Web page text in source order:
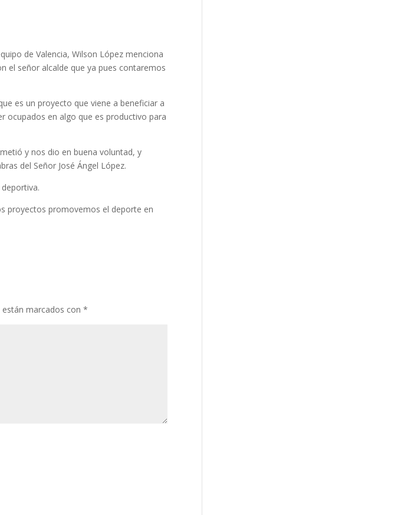
de Valencia, Wilson López menciona
el señor alcalde que ya pues contaremos
es un proyecto que viene a beneficiar a
ocupados en algo que es productivo para
y nos dio en buena voluntad, y
del Señor José Ángel López.
proyectos promovemos el deporte en
marcados con*